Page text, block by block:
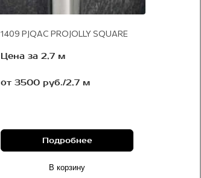
1409 PJQAC PROJOLLY SQUARE
Цена за 2,7 м
от 3500 руб./2,7 м
Подробнее
В корзину